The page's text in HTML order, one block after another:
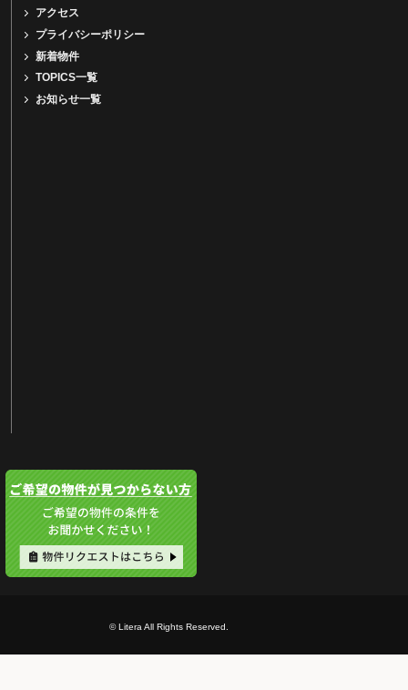
アクセス
プライバシーポリシー
新着物件
TOPICS一覧
お知らせ一覧
© Litera All Rights Reserved.